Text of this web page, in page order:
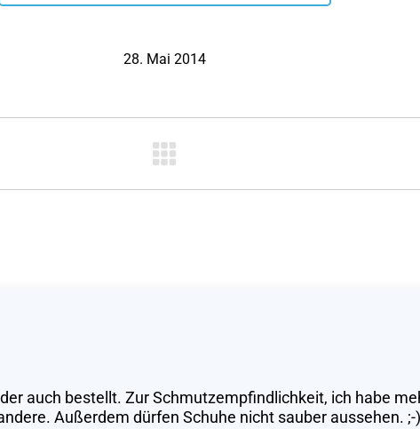
28. Mai 2014
auch bestellt. Zur Schmutzempfindlichkeit, ich habe
Außerdem dürfen Schuhe nicht sauber aussehen. ;-)